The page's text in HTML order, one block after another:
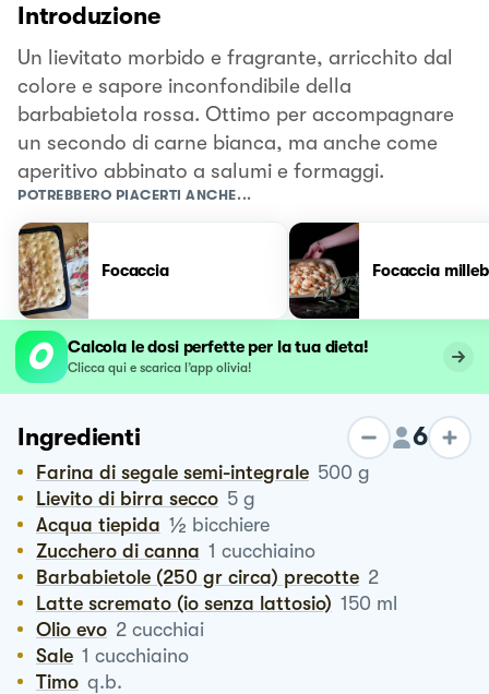
Introduzione
Un lievitato morbido e fragrante, arricchito dal
colore e sapore inconfondibile della
barbabietola rossa. Ottimo per accompagnare
un secondo di carne bianca, ma anche come
aperitivo abbinato a salumi e formaggi.
POTREBBERO PIACERTI ANCHE...
Focaccia Focaccia
Calcola le dosi perfette per la tua dieta!
Clicca qui e scarica l’app olivia!
Ingredienti 6
Farina di segale semi-integrale 500 g
Lievito di birra secco 5 g
Acqua tiepida ½ bicchiere
Zucchero di canna 1 cucchiaino
Barbabietole (250 gr circa) precotte 2
Latte scremato (io senza lattosio) 150 ml
Olio evo 2 cucchiai
Sale 1 cucchiaino
Timo q.b.